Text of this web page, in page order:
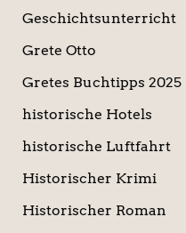
Geschichtsunterricht
Grete Otto
Gretes Buchtipps 2025
historische Hotels
historische Luftfahrt
Historischer Krimi
Historischer Roman